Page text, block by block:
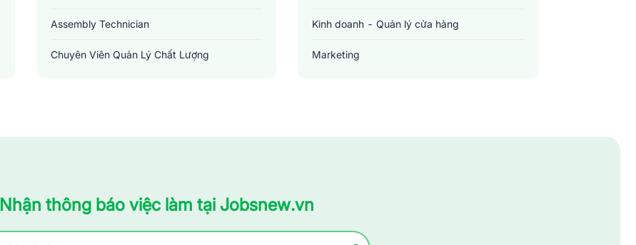
Assembly Technician
Chuyên Viên Quản Lý Chất Lượng
Kinh doanh - Quản lý cửa hàng
Marketing
Nhận thông báo việc làm tại Jobsnew.vn